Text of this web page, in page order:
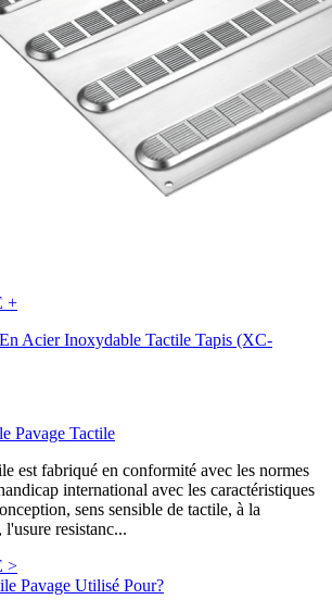
+
Acier Inoxydable Tactile Tapis (XC-
Pavage Tactile
est fabriqué en conformité avec les normes
international avec les caractéristiques
sens sensible de tactile, à la
resistanc...
>
Pavage Utilisé Pour?